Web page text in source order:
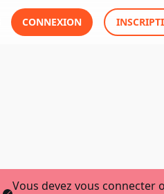
CONNEXION
Vous devez vous connecter